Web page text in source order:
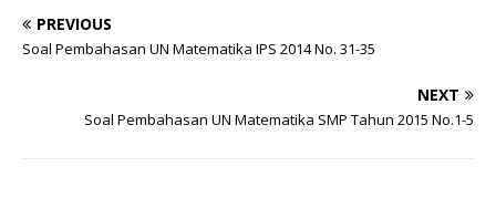
PREVIOUS
Soal Pembahasan UN Matematika IPS 2014 No. 31-35
NEXT
Soal Pembahasan UN Matematika SMP Tahun 2015 No.1-5